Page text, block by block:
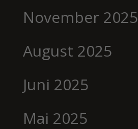
November 2025
August 2025
Juni 2025
Mai 2025